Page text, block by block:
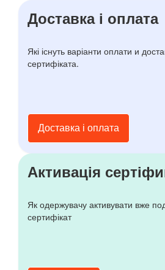
Доставка і оплата
Які існуть варіанти оплати и
сертифіката.
Доставка і оплата
Активація
Як одержувачу активувати вже
сертифікат